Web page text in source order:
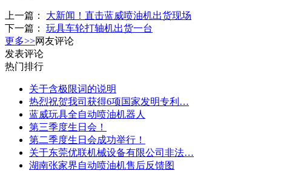
上一篇： 大新闻！直击蓝威喷油机出货现场
下一篇： 玩具车轮打轴机出货一台
更多>>网友评论
发表评论
热门排行
关于含极限词的说明
热烈祝贺我司获得6项国家发明专利…
蓝威玩具全自动喷油机器人
第三季度生日会！
第二季度生日会成功举行！
关于东莞优联机械设备有限公司非法…
湖南张家界自动喷油机售后反馈图